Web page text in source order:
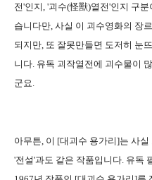
전'인지, '괴수(怪獸)열전'인지 구
습니다만, 사실 이 괴수영화의 장
되지만, 또 잘못만들면 도저히 눈
니다. 유독 괴작열전에 괴수물이
군요.
아무튼, 이 [대괴수 용가리]는 사
'전설'과도 같은 작품입니다. 유독